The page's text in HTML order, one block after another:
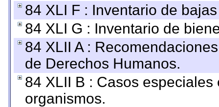
84 XLI F : Inventario de
84 XLI G : Inventario de
84 XLII A :
de Derechos Humanos.
84 XLII B : Casos
organismos.